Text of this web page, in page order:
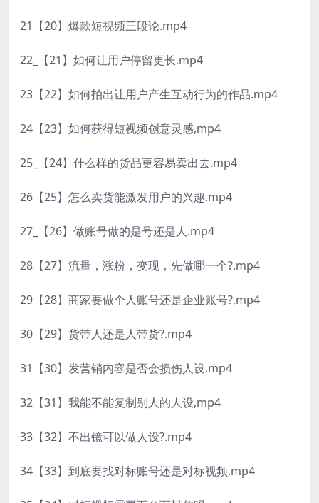
21【20】爆款短视频三段论.mp4
22_【21】如何让用户停留更长.mp4
23【22】如何拍出让用户产生互动行为的作品.mp4
24【23】如何获得短视频创意灵感,mp4
25_【24】什么样的货品更容易卖出去.mp4
26【25】怎么卖货能激发用户的兴趣.mp4
27_【26】做账号做的是号还是人.mp4
28【27】流量，涨粉，变现，先做哪一个?.mp4
29【28】商家要做个人账号还是企业账号?,mp4
30【29】货带人还是人带货?.mp4
31【30】发营销内容是否会损伤人设.mp4
32【31】我能不能复制别人的人设,mp4
33【32】不出镜可以做人设?.mp4
34【33】到底要找对标账号还是对标视频,mp4